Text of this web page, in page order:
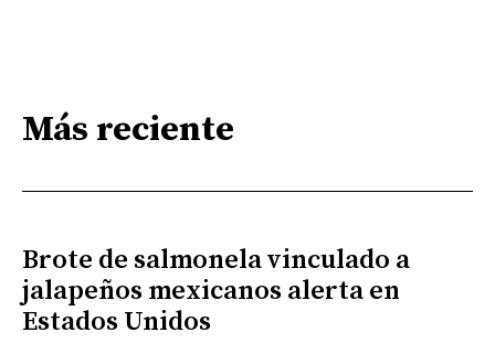
Más reciente
Brote de salmonela vinculado a
jalapeños mexicanos alerta en
Estados Unidos